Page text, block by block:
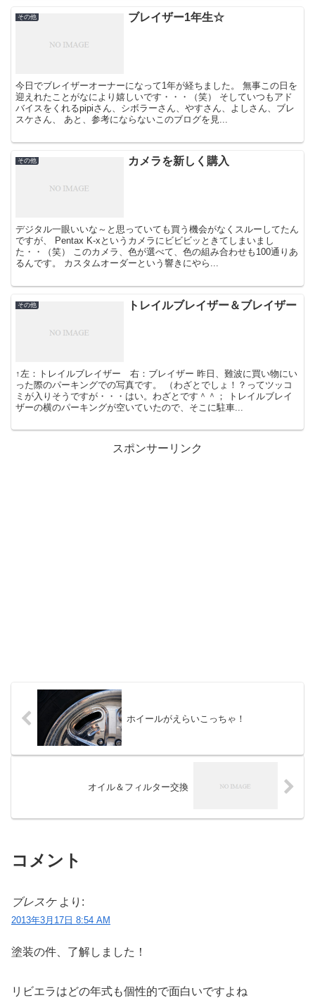
その他 ブレイザー1年生☆
今日でブレイザーオーナーになって1年が経ちました。 無事この日を
迎えれたことがなにより嬉しいです・・・（笑） そしていつもアド
バイスをくれるpipiさん、シボラーさん、やすさん、よしさん、ブレ
スケさん、 あと、参考にならないこのブログを見...
その他 カメラを新しく購入
デジタル一眼いいな～と思っていても買う機会がなくスルーしてたん
ですが、 Pentax K-xというカメラにビビビッときてしまいまし
た・・（笑） このカメラ、色が選べて、色の組み合わせも100通りあ
るんです。 カスタムオーダーという響きにやら...
その他 トレイルブレイザー＆ブレイザー
↑左：トレイルブレイザー 右：ブレイザー 昨日、難波に買い物にい
った際のパーキングでの写真です。 （わざとでしょ！？ってツッコ
ミが入りそうですが・・・はい。わざとです＾＾； トレイルブレイ
ザーの横のパーキングが空いていたので、そこに駐車...
スポンサーリンク
ホイールがえらいこっちゃ！
オイル＆フィルター交換
コメント
ブレスケ より:
2013年3月17日 8:54 AM
塗装の件、了解しました！
リビエラはどの年式も個性的で面白いですよね